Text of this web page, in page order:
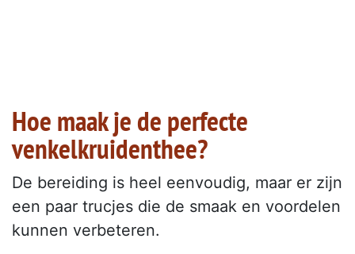
Hoe maak je de perfecte
venkelkruidenthee?
De bereiding is heel eenvoudig, maar er zijn
een paar trucjes die de smaak en voordelen
kunnen verbeteren.